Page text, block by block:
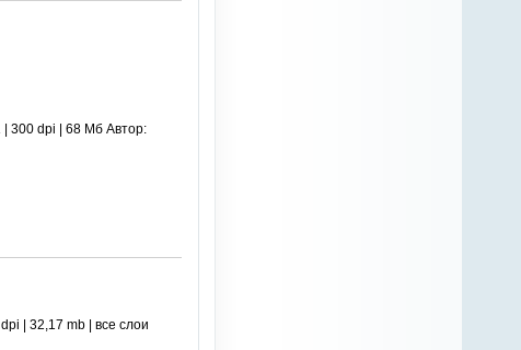
300 dpi | 68 Мб Автор:
| 32,17 mb | все слои